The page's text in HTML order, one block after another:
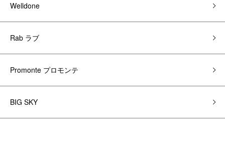
Welldone
Rab ラブ
Promonte プロモンテ
BIG SKY